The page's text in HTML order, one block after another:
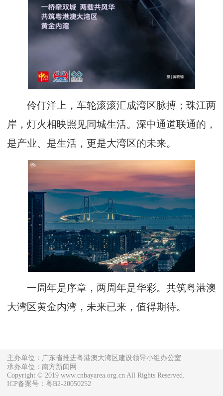
伶仃洋上，车轮滚滚汇成湾区脉搏；珠江两
岸，灯火相映照见同城生活。深中通道联通的，
是产业、是生活，更是大湾区的未来。
一周年是序章，两周年是华彩。共筑粤港澳
大湾区黄金内湾，未来已来，值得期待。
主办单位：广东省推进粤港澳大湾区建设领导小组办公室
承办单位：南方新闻网
Copyright © 2019 www.cnbayarea.org.cn All Rights Reserved.
ICP备案号：粤B2-20050252